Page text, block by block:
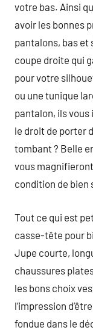
votre bas. Ainsi
avoir les bonnes
pantalons, bas et
coupe droite qui
pour votre
ou une tunique
pantalon, ils vous
le droit de porter
tombant ? Belle
vous
condition de bien
Tout ce qui est
casse-tête pour
Jupe courte,
chaussures
les bons choix
l’impression
fondue dans le